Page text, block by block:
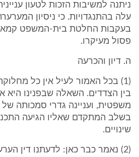
ניתנה למשיבות הזכות לטעון
עלה בהתנגדויות. כי ניסיון
בעקבות החלטת בית-המשפט קמא,
פסול מעיקרו.
ה. דיון והכרעה
(1) בכל האמור לעיל אין כל
בין הצדדים. השאלה שבפנינו היא
משפטית, ועניינה גדרי סמכותה של
בשלב המתקדם שאליו הגיעה
שינויים.
(2) נאמר כבר כאן: לדעתנו דין